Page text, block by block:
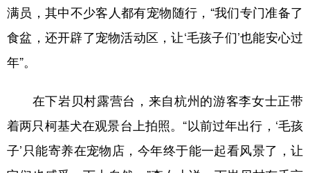
满员，其中不少客人都有宠物随行，“我们专门准备了
食盆，还开辟了宠物活动区，让‘毛孩子们’也能安心过
年”。
在下岩贝村露营台，来自杭州的游客李女士正带
着两只柯基犬在观景台上拍照。“以前过年出行，‘毛孩
子’只能寄养在宠物店，今年终于能一起看风景了，让